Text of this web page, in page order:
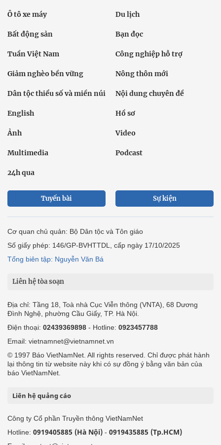
Ô tô xe máy Du lịch
Bất động sản Bạn đọc
Tuần Việt Nam Công nghiệp hỗ trợ
Giảm nghèo bền vững Nông thôn mới
Dân tộc thiểu số và miền núi Nội dung chuyên đề
English Hồ sơ
Ảnh Video
Multimedia Podcast
24h qua
Tuyến bài Sự kiện
Cơ quan chủ quản: Bộ Dân tộc và Tôn giáo
Số giấy phép: 146/GP-BVHTTDL, cấp ngày 17/10/2025
Tổng biên tập: Nguyễn Văn Bá
Liên hệ tòa soạn
Địa chỉ: Tầng 18, Toà nhà Cục Viễn thông (VNTA), 68 Dương
Đình Nghệ, phường Cầu Giấy, TP. Hà Nội.
Điện thoại: 02439369898 - Hotline: 0923457788
Email: vietnamnet@vietnamnet.vn
© 1997 Báo VietNamNet. All rights reserved. Chỉ được phát hành
lại thông tin từ website này khi có sự đồng ý bằng văn bản của
báo VietNamNet.
Liên hệ quảng cáo
Công ty Cổ phần Truyền thông VietNamNet
Hotline: 0919405885 (Hà Nội) - 0919435885 (Tp.HCM)